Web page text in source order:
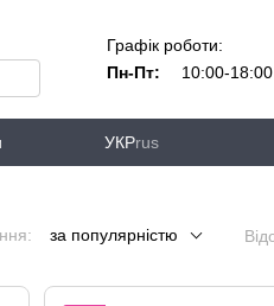
Графік роботи:
Пн-Пт:
10:00-18:00
УКРrus
за популярністю